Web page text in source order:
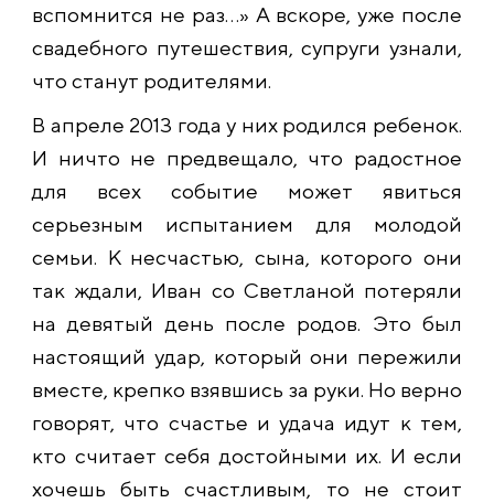
вспомнится не раз…» А вскоре, уже после
свадебного путешествия, супруги узнали,
что станут родителями.
В апреле 2013 года у них родился ребенок.
И ничто не предвещало, что радостное
для всех событие может явиться
серьезным испытанием для молодой
семьи. К несчастью, сына, которого они
так ждали, Иван со Светланой потеряли
на девятый день после родов. Это был
настоящий удар, который они пережили
вместе, крепко взявшись за руки. Но верно
говорят, что счастье и удача идут к тем,
кто считает себя достойными их. И если
хочешь быть счастливым, то не стоит